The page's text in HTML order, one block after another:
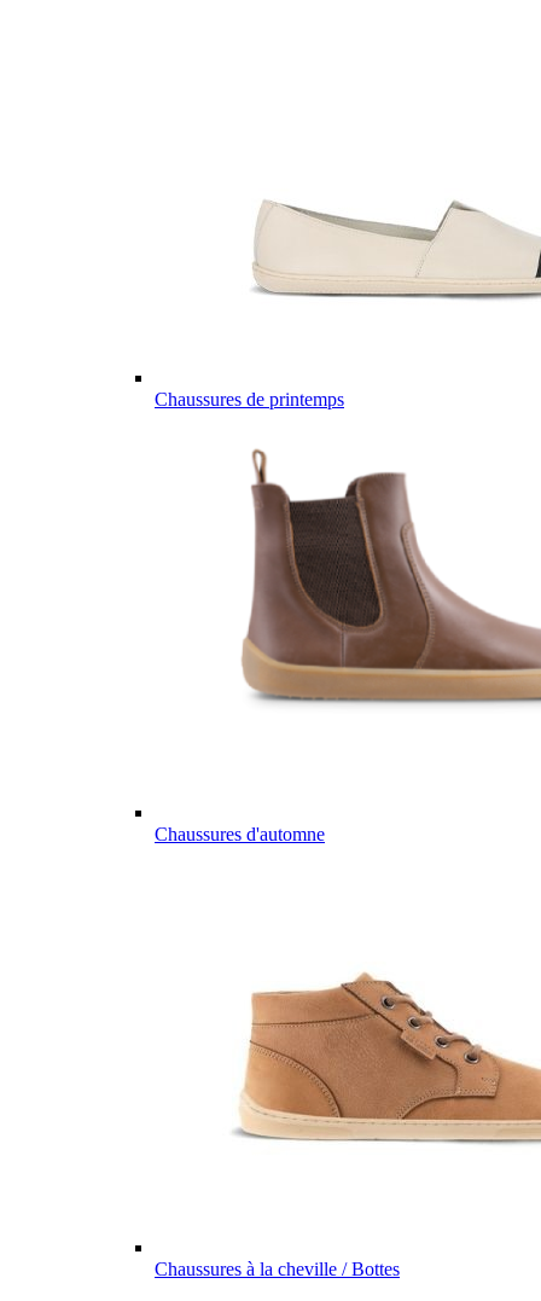
Chaussures de printemps
Chaussures d'automne
Chaussures à la cheville / Bottes